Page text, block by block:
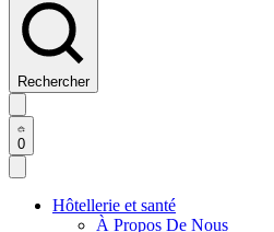
Rechercher
0
Hôtellerie et santé
À Propos De Nous